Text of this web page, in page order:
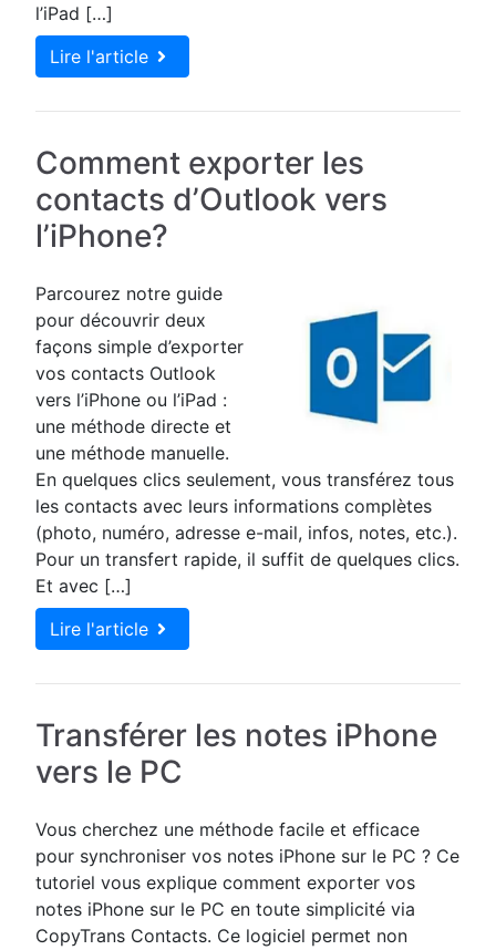
l’iPad […]
Lire l'article
Comment exporter les
contacts d’Outlook vers
l’iPhone?
Parcourez notre guide
pour découvrir deux
façons simple d’exporter
vos contacts Outlook
vers l’iPhone ou l’iPad :
une méthode directe et
une méthode manuelle.
En quelques clics seulement, vous transférez tous
les contacts avec leurs informations complètes
(photo, numéro, adresse e-mail, infos, notes, etc.).
Pour un transfert rapide, il suffit de quelques clics.
Et avec […]
Lire l'article
Transférer les notes iPhone
vers le PC
Vous cherchez une méthode facile et efficace
pour synchroniser vos notes iPhone sur le PC ? Ce
tutoriel vous explique comment exporter vos
notes iPhone sur le PC en toute simplicité via
CopyTrans Contacts. Ce logiciel permet non